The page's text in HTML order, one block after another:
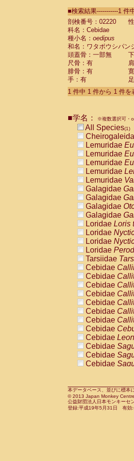
Cebidae
Cebidae
Cebidae
Cebidae
Cebidae
Cebidae
Cebidae
Cebidae
Cebidae
Cebidae
Cebidae
Cebidae
Cebidae
Cebidae
Atelidae
Atelidae
Atelidae
Atelidae
Atelidae
Atelidae
Atelidae
Atelidae
Atelidae
Atelidae
Pitheciidae
Pitheciidae
Pitheciidae
Pitheciidae
Pitheciidae
Pitheciidae
Pitheciidae
Pitheciidae
Pitheciidae
■検索結果-----------1 件
剖検番号：02220
科名：Cebidae
種小名： oedipus
和名：ワタボウシパン
頭蓋骨：一部無
尺骨：有
腓骨：有
手：有
1 件中 1 件から 1 件を
■学名： ※複数選択可・
All Species(1)
Lemuridae
Lemuridae
Lemuridae
Lemuridae
Lemuridae
Galagidae
Galagidae
Galagidae
Galagidae
Loridae Loris
Loridae
Loridae
Loridae
Tarsiidae
Cebidae
Cebidae
Cebidae
Cebidae
Cebidae
Cebidae
Cebidae
Cebidae
Cebidae
Cebidae
Cebidae
Cebidae
Cebidae
Cebidae
Cebidae
本データベース、並びに標本
© 2013 Japan Monkey
公益財団法人日本モンキー
登録:平成19年5月31日 有効